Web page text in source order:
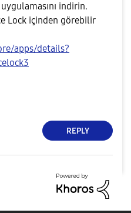
indirin.
Lock içinden görebilir
apps/details?
REPLY